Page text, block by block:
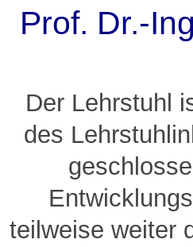
Prof. Dr.-
Der Lehrstuhl
des
teilweise weiter